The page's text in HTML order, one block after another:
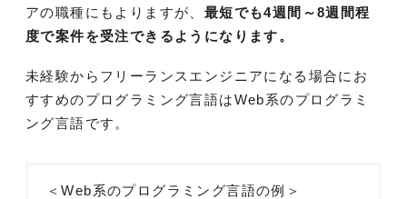
アの職種にもよりますが、 最短でも4週間～8週間程
度で案件を受注できるようになります。
未経験からフリーランスエンジニアになる場合にお
すすめのプログラミング言語はWeb系のプログラミ
ング言語です。
＜Web系のプログラミング言語の例＞